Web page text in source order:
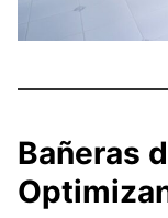
Bañeras